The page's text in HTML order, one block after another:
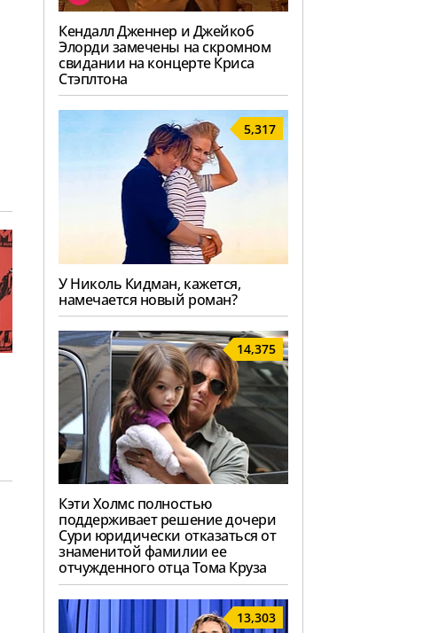
Кендалл Дженнер и Джейкоб
Элорди замечены на скромном
свидании на концерте Криса
Стэплтона
5,317
У Николь Кидман, кажется,
намечается новый роман?
14,375
Кэти Холмс полностью
поддерживает решение дочери
Сури юридически отказаться от
знаменитой фамилии ее
отчужденного отца Тома Круза
13,303